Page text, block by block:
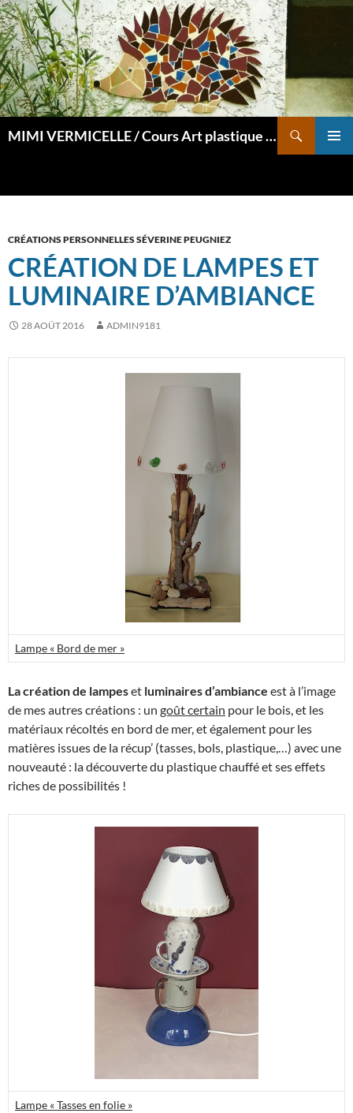
Aller
au
contenu
MIMI VERMICELLE / Cours Art plastique et mosaïque
CRÉATIONS PERSONNELLES SÉVERINE PEUGNIEZ
CRÉATION DE LAMPES ET
LUMINAIRE D’AMBIANCE
28 AOÛT 2016 ADMIN9181
Lampe « Bord de mer »
La création de lampeset luminaires d’ambiance est à l’image
de mes autres créations : un goût certain pour le bois, et les
matériaux récoltés en bord de mer, et également pour les
matières issues de la récup’ (tasses, bols, plastique,…) avec une
nouveauté : la découverte du plastique chauffé et ses effets
riches de possibilités !
Lampe « Tasses en folie »